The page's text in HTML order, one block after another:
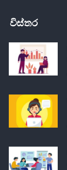
විස්තර